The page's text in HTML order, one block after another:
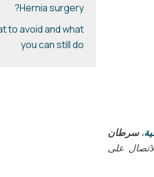
،سرطان
على
Hernia surgery?
to avoid and what
you can still do